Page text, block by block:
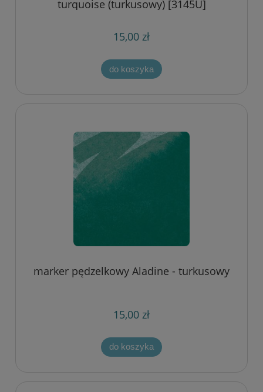
turquoise (turkusowy) [3145U]
15,00 zł
do koszyka
marker pędzelkowy Aladine - turkusowy
15,00 zł
do koszyka